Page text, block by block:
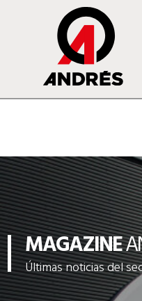
MAGAZINE
Últimas noticias del